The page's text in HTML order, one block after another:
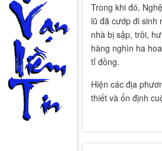
Trong khi đó,
lũ đã cướp đi sinh
nhà bị sập, trôi,
hàng nghìn ha
tỉ đồng.
Hiện các địa
thiết và ổn định